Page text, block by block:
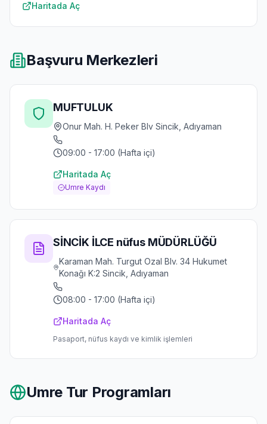
Haritada Aç
Başvuru Merkezleri
MUFTULUK
Onur Mah. H. Peker Blv Sincik, Adıyaman
09:00 - 17:00 (Hafta içi)
Haritada Aç
Umre Kaydı
SİNCİK İLCE nüfus MÜDÜRLÜĞÜ
Karaman Mah. Turgut Ozal Blv. 34 Hukumet
Konağı K:2 Sincik, Adıyaman
08:00 - 17:00 (Hafta içi)
Haritada Aç
Pasaport, nüfus kaydı ve kimlik işlemleri
Umre Tur Programları